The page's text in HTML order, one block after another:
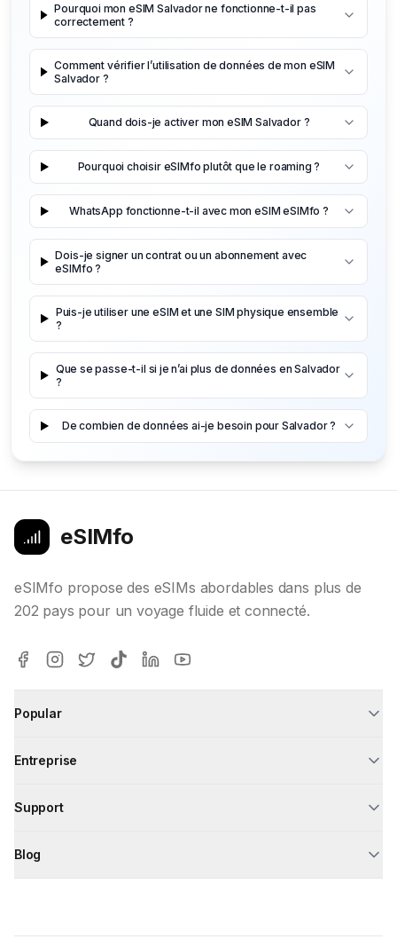
Pourquoi mon eSIM Salvador ne fonctionne-t-il pas
correctement ?
Comment vérifier l’utilisation de données de mon eSIM
Salvador ?
Quand dois-je activer mon eSIM Salvador ?
Pourquoi choisir eSIMfo plutôt que le roaming ?
WhatsApp fonctionne-t-il avec mon eSIM eSIMfo ?
Dois-je signer un contrat ou un abonnement avec
eSIMfo ?
Puis-je utiliser une eSIM et une SIM physique ensemble
?
Que se passe-t-il si je n’ai plus de données en Salvador
?
De combien de données ai-je besoin pour Salvador ?
eSIMfo
eSIMfo propose des eSIMs abordables dans plus de
202 pays pour un voyage fluide et connecté.
Popular
Entreprise
Support
Blog